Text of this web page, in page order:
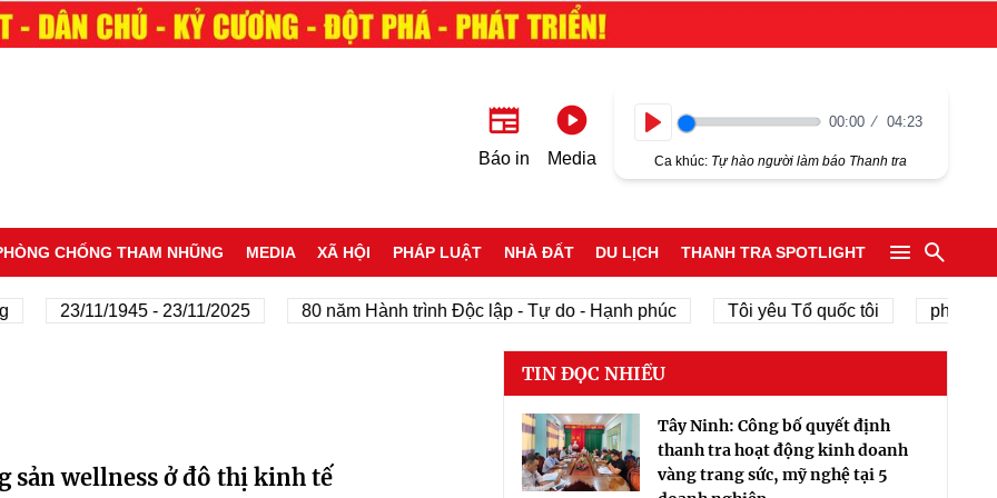
Báo in Media
00:00 04:23
Ca khúc: Tự hào người làm báo Thanh tra
CHỐNG THAM NHŨNG MEDIA XÃ HỘI PHÁP LUẬT NHÀ ĐẤT DU LỊCH THANH TRA SPOTLIGHT
23/11/1945 - 23/11/2025 80 năm Hành trình Độc lập - Tự do - Hạnh phúc Tôi yêu Tổ quốc tôi phát triển
sản wellness ở đô thị kinh tế
TIN ĐỌC NHIỀU
Tây Ninh: Công bố quyết định
thanh tra hoạt động kinh doanh
vàng trang sức, mỹ nghệ tại 5